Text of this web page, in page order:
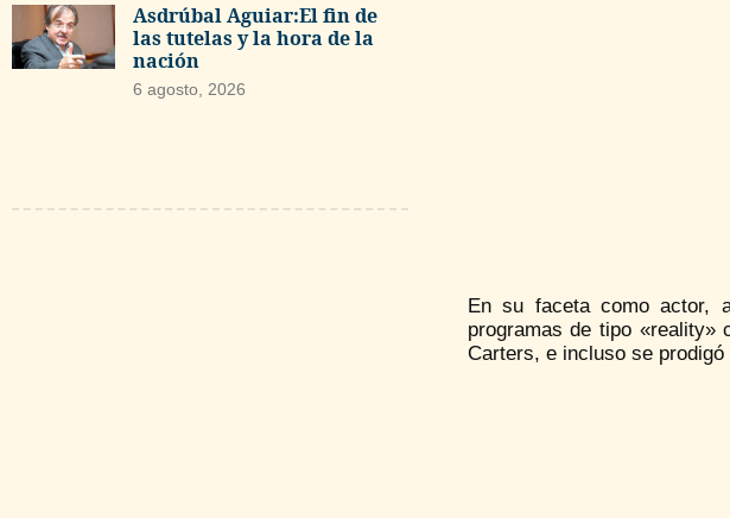
Asdrúbal Aguiar:El fin de
las tutelas y la hora de la
nación
6 agosto, 2026
En su faceta como actor,
programas de tipo «reality»
Carters, e incluso se